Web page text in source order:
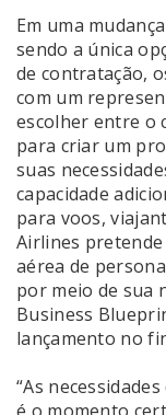
Em uma
sendo a única
de contratação,
com um
escolher entre o
para criar um
suas
capacidade
para voos,
Airlines
aérea de
por meio de sua
Business
lançamento no
“As
é o momento